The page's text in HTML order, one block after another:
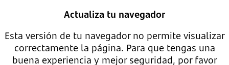
Actualiza tu navegador
Esta versión de tu navegador no permite visualizar
correctamente la página. Para que tengas una
buena experiencia y mejor seguridad, por favor